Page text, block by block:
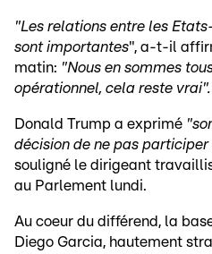
"Les relations entre les
sont importantes", a-t-il
matin: "Nous en sommes
opérationnel, cela reste vrai".
Donald Trump a exprimé
décision de ne pas
souligné le dirigeant
au Parlement lundi.
Au coeur du différend, la
Diego Garcia, hautement